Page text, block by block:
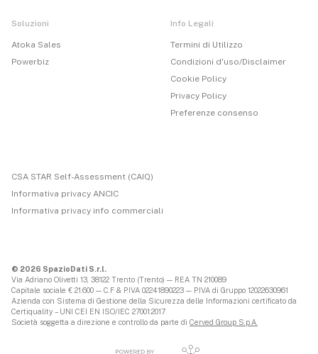
Soluzioni
Atoka Sales
Powerbiz
Info Legali
Termini di Utilizzo
Condizioni d'uso/Disclaimer
Cookie Policy
Privacy Policy
Preferenze consenso
CSA STAR Self-Assessment (CAIQ)
Informativa privacy ANCIC
Informativa privacy info commerciali
© 2026 SpazioDati S.r.l.
Via Adriano Olivetti 13, 38122 Trento (Trento) — REA TN 210089
Capitale sociale € 21.600 — C.F & P.IVA 02241890223 — P.IVA di Gruppo 12022630961
Azienda con Sistema di Gestione della Sicurezza delle Informazioni certificato da
Certiquality – UNI CEI EN ISO/IEC 27001:2017
Società soggetta a direzione e controllo da parte di Cerved Group S.p.A.